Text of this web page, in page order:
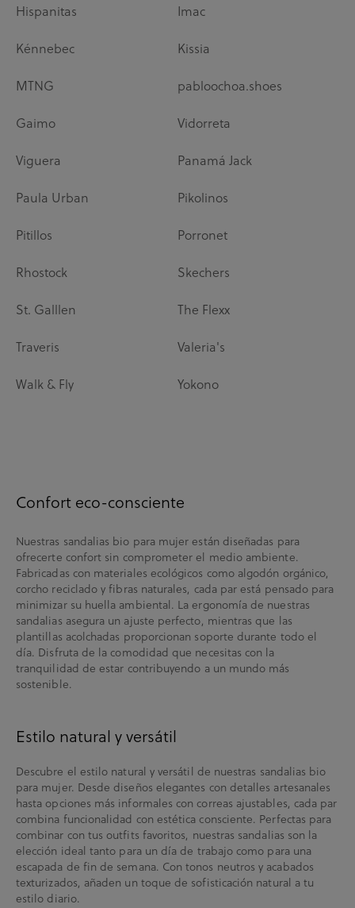
Hispanitas Imac
Kénnebec Kissia
MTNG pabloochoa.shoes
Gaimo Vidorreta
Viguera Panamá Jack
Paula Urban Pikolinos
Pitillos Porronet
Rhostock Skechers
St. Galllen The Flexx
Traveris Valeria's
Walk & Fly Yokono
Confort eco-consciente
Nuestras sandalias bio para mujer están diseñadas para
ofrecerte confort sin comprometer el medio ambiente.
Fabricadas con materiales ecológicos como algodón orgánico,
corcho reciclado y fibras naturales, cada par está pensado para
minimizar su huella ambiental. La ergonomía de nuestras
sandalias asegura un ajuste perfecto, mientras que las
plantillas acolchadas proporcionan soporte durante todo el
día. Disfruta de la comodidad que necesitas con la
tranquilidad de estar contribuyendo a un mundo más
sostenible.
Estilo natural y versátil
Descubre el estilo natural y versátil de nuestras sandalias bio
para mujer. Desde diseños elegantes con detalles artesanales
hasta opciones más informales con correas ajustables, cada par
combina funcionalidad con estética consciente. Perfectas para
combinar con tus outfits favoritos, nuestras sandalias son la
elección ideal tanto para un día de trabajo como para una
escapada de fin de semana. Con tonos neutros y acabados
texturizados, añaden un toque de sofisticación natural a tu
estilo diario.